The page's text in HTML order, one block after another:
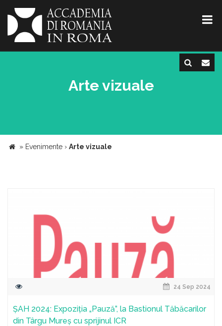
Arte vizuale
» Evenimente › Arte vizuale
24 Sep 2024
ȘAH 2024: Expoziția „Pauză”, la Bastionul Tăbăcarilor
din Târgu Mureș cu sprijinul ICR